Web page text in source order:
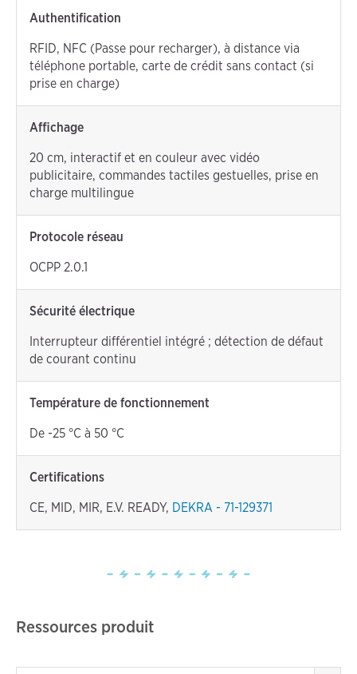
Authentification
RFID, NFC (Passe pour recharger), à distance via
téléphone portable, carte de crédit sans contact (si
prise en charge)
Affichage
20 cm, interactif et en couleur avec vidéo
publicitaire, commandes tactiles gestuelles, prise en
charge multilingue
Protocole réseau
OCPP 2.0.1
Sécurité électrique
Interrupteur différentiel intégré ; détection de défaut
de courant continu
Température de fonctionnement
De -25 °C à 50 °C
Certifications
CE, MID, MIR, E.V. READY, DEKRA - 71-129371
Ressources produit